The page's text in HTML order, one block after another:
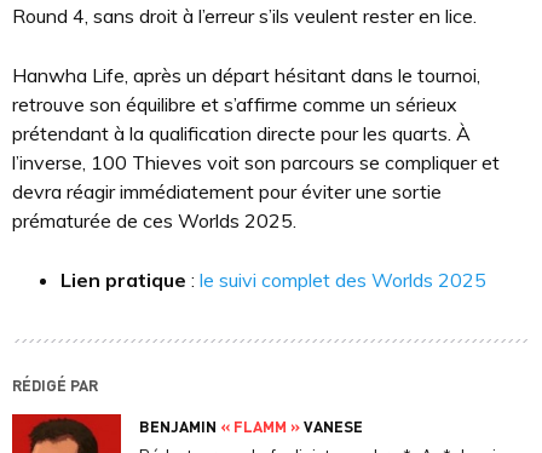
Round 4, sans droit à l’erreur s’ils veulent rester en lice.
Hanwha Life, après un départ hésitant dans le tournoi,
retrouve son équilibre et s’affirme comme un sérieux
prétendant à la qualification directe pour les quarts. À
l’inverse, 100 Thieves voit son parcours se compliquer et
devra réagir immédiatement pour éviter une sortie
prématurée de ces Worlds 2025.
Lien pratique : le suivi complet des Worlds 2025
RÉDIGÉ PAR
BENJAMIN « FLAMM »VANESE